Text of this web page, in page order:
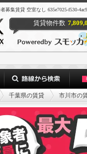
募集賃貸 空室なし 635e7025-f530-
賃貸物件数
千葉県の賃貸 市川市の